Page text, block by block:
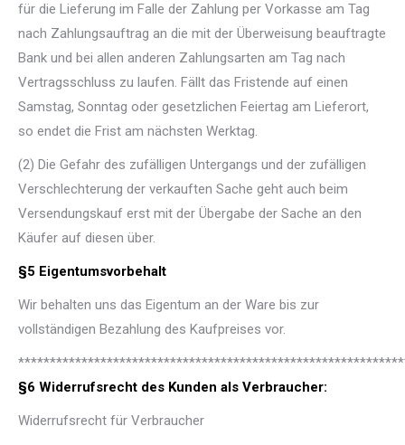
für die Lieferung im Falle der Zahlung per Vorkasse am Tag
nach Zahlungsauftrag an die mit der Überweisung beauftragte
Bank und bei allen anderen Zahlungsarten am Tag nach
Vertragsschluss zu laufen. Fällt das Fristende auf einen
Samstag, Sonntag oder gesetzlichen Feiertag am Lieferort,
so endet die Frist am nächsten Werktag.
(2) Die Gefahr des zufälligen Untergangs und der zufälligen
Verschlechterung der verkauften Sache geht auch beim
Versendungskauf erst mit der Übergabe der Sache an den
Käufer auf diesen über.
§5 Eigentumsvorbehalt
Wir behalten uns das Eigentum an der Ware bis zur
vollständigen Bezahlung des Kaufpreises vor.
§6 Widerrufsrecht des Kunden als Verbraucher:
Widerrufsrecht für Verbraucher